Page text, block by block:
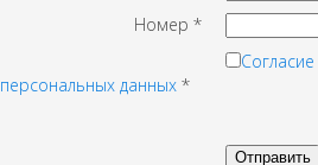
Номер*
персональных данных *